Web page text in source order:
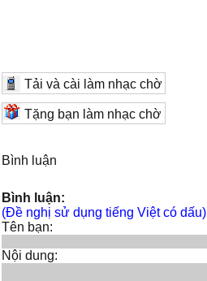
Tải và cài làm nhạc chờ
Tặng bạn làm nhạc chờ
Bình luận
Bình luận:
(Đề nghị sử dụng tiếng Việt có dấu)
Tên bạn:
Nội dung: